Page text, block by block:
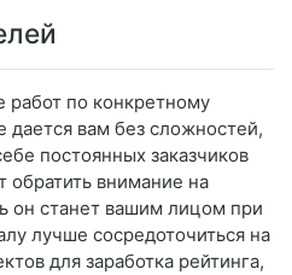
работ по конкретному
вам без сложностей,
постоянных заказчиков
обратить внимание на
он станет вашим лицом при
лучше сосредоточиться на
для заработка рейтинга,